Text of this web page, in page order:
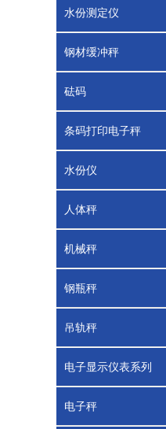
水份测定仪
钢材缓冲秤
砝码
条码打印电子秤
水份仪
人体秤
机械秤
钢瓶秤
吊轨秤
电子显示仪表系列
电子秤